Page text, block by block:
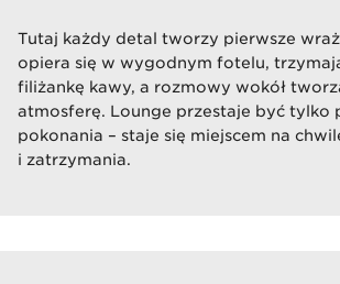
Tutaj każdy detal tworzy pierwsze
opiera się w wygodnym fotelu,
filiżankę kawy, a rozmowy wokół
atmosferę. Lounge przestaje być tylko
pokonania – staje się miejscem na
i zatrzymania.